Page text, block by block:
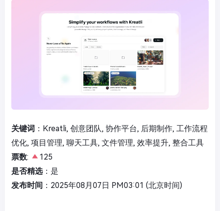
关键词 ：Kreatli, 创意团队, 协作平台, 后期制作, 工作流程
优化, 项目管理, 聊天工具, 文件管理, 效率提升, 整合工具
票数:
125
是否精选：是
发布时间 ：2025年08月07日 PM03:01 (北京时间)